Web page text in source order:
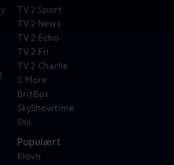
TV 2 Sport
TV 2 News
TV 2 Echo
TV 2 Fri
TV 2 Charlie
C More
BritBox
SkyShowtime
Oiii
Populært
Klovn